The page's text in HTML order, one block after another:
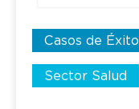
Casos de Éxito
Sector Salud